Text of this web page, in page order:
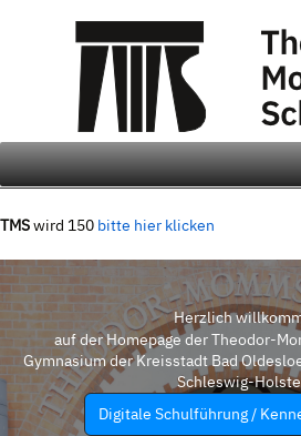
TMSwird 150 bitte hier klicken
Herzlich
auf der Homepage der Theodor-
Gymnasium der Kreisstadt Bad
Schleswig-
Digitale Schulführung /